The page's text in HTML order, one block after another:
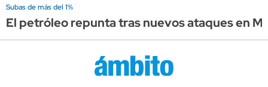
Subas de más del 1%
El petróleo repunta tras nuevos ataques en